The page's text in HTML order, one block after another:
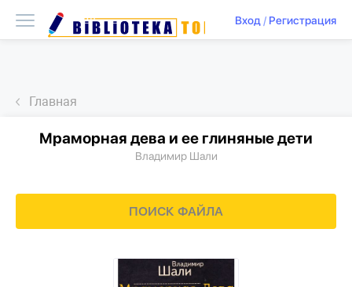
Вход/ Регистрация
Главная
Мраморная дева и ее глиняные дети
Владимир Шали
ПОИСК ФАЙЛА